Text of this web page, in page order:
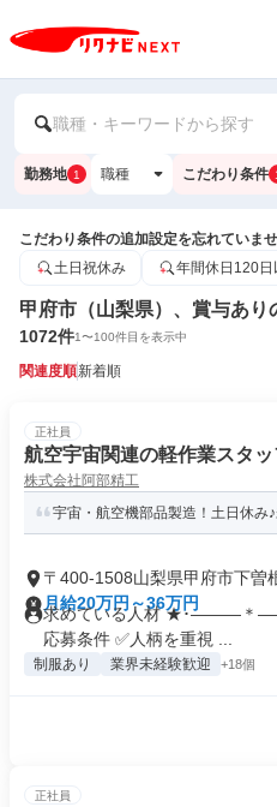
職種・キーワードから探す
勤務地 1 職種 こだわり条件
こだわり条件の追加設定を忘れていま
土日祝休み
年間休日120日
甲府市（山梨県）、賞与あり
1072件1〜100件目を表示中
関連度順新着順
正社員
航空宇宙関連の軽作業スタッ
株式会社阿部精工
宇宙・航空機部品製造！土日休
〒400-1508山梨県甲府市下曽
月給20万円～36万円
求めている人材 ★･―――
応募条件 ✅人柄を重視 ...
制服あり 業界未経験歓迎 +18個
正社員